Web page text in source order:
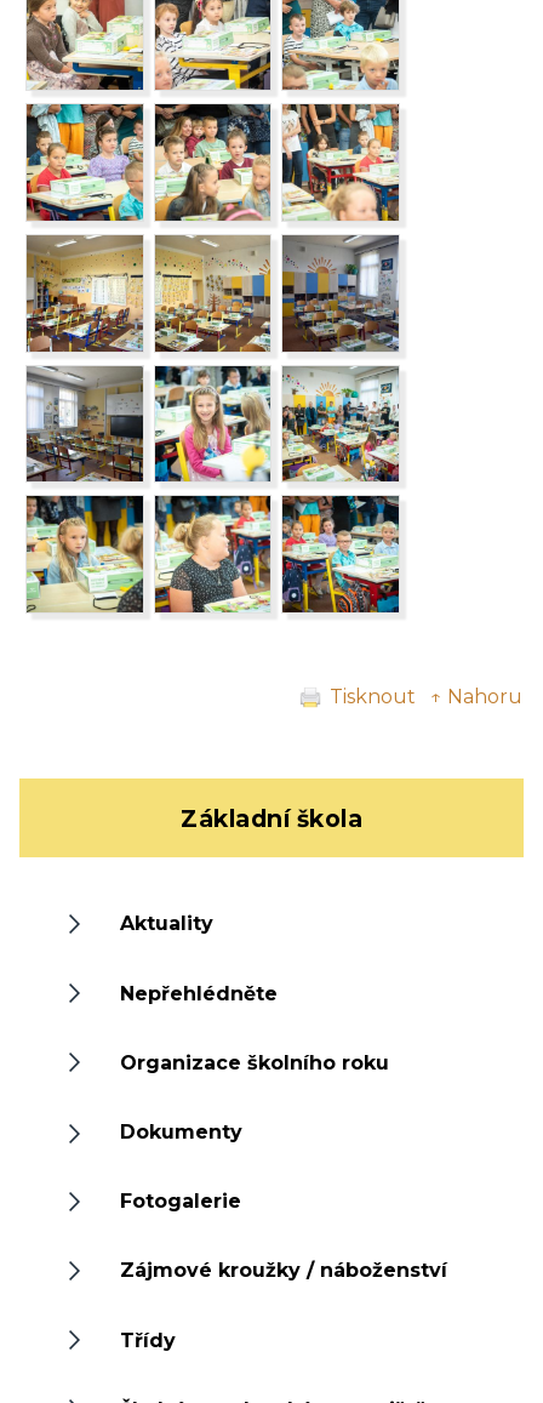
Tisknout ↑ Nahoru
Základní škola
Aktuality
Nepřehlédněte
Organizace školního roku
Dokumenty
Fotogalerie
Zájmové kroužky / náboženství
Třídy